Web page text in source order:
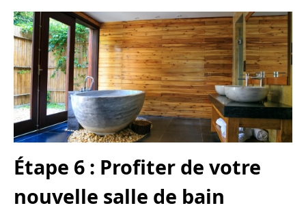
Étape 6 : Profiter de votre
nouvelle salle de bain